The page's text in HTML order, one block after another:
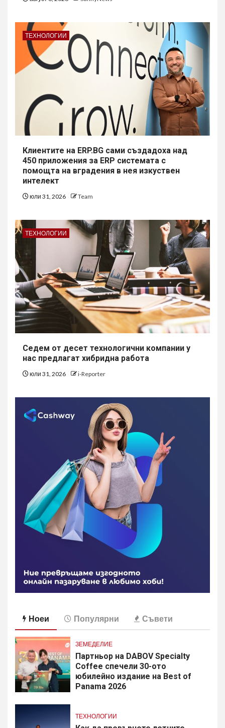
ТЕХНОЛОГИИ
Клиентите на ERP.BG сами създадоха над
450 приложения за ERP системата с
помощта на вградения в нея изкуствен
интелект
юли 31, 2026 Team
ТЕХНОЛОГИИ
Седем от десет технологични компании у
нас предлагат хибридна работа
юли 31, 2026 i-Reporter
Ноеи Популярни Съвети
ЗЕМЕДЕЛИЕ
Партньор на DABOV Specialty
Coffee спечели 30-ото
юбилейно издание на Best of
Panama 2026
ТЕХНОЛОГИИ